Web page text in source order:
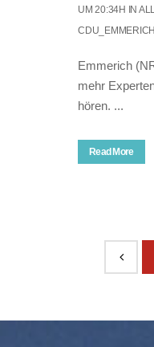
UM 20:34H IN
CDU_EMMERICH
Emmerich
mehr
hören. ...
Read More